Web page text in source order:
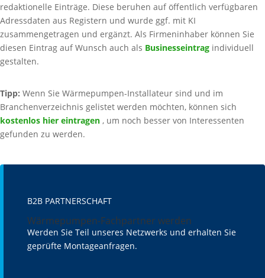
redaktionelle Einträge. Diese beruhen auf öffentlich verfügbaren
Adressdaten aus Registern und wurde ggf. mit KI
zusammengetragen und ergänzt. Als Firmeninhaber können Sie
diesen Eintrag auf Wunsch auch als Businesseintrag individuell
gestalten.
Tipp: Wenn Sie Wärmepumpen-Installateur sind und im
Branchenverzeichnis gelistet werden möchten, können sich
kostenlos hier eintragen , um noch besser von Interessenten
gefunden zu werden.
B2B PARTNERSCHAFT
Wärmepumpen-Fachpartner werden
Werden Sie Teil unseres Netzwerks und erhalten Sie
geprüfte Montageanfragen.